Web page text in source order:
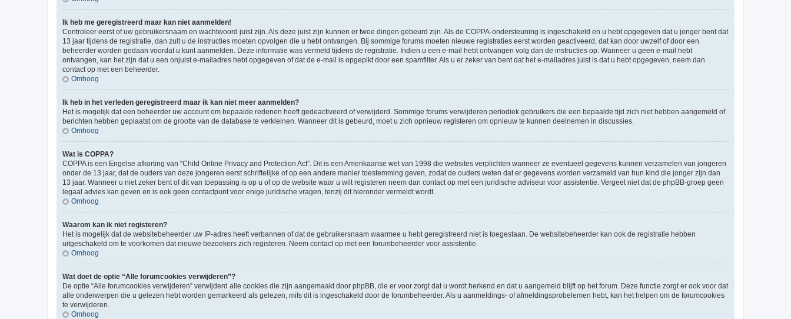
Ik heb me geregistreerd maar kan niet aanmelden!
Controleer eerst of uw gebruikersnaam en wachtwoord juist zijn. Als deze juist zijn kunnen er twee dingen gebeurd zijn. Als de COPPA-ondersteuning is ingeschakeld en u hebt opgegeven dat u jonger bent dat
13 jaar tijdens de registratie, dan zult u de instructies moeten opvolgen die u hebt ontvangen. Bij sommige forums moeten nieuwe registraties eerst worden geactiveerd, dat kan door uwzelf of door een
beheerder worden gedaan voordat u kunt aanmelden. Deze informatie was vermeld tijdens de registratie. Indien u een e-mail hebt ontvangen volg dan de instructies op. Wanneer u geen e-mail hebt
ontvangen, kan het zijn dat u een onjuist e-mailadres hebt opgegeven of dat de e-mail is opgepikt door een spamfilter. Als u er zeker van bent dat het e-mailadres juist is dat u hebt opgegeven, neem dan
contact op met een beheerder.
Omhoog
Ik heb in het verleden geregistreerd maar ik kan niet meer aanmelden?
Het is mogelijk dat een beheerder uw account om bepaalde redenen heeft gedeactiveerd of verwijderd. Sommige forums verwijderen periodiek gebruikers die een bepaalde tijd zich niet hebben aangemeld of
berichten hebben geplaatst om de grootte van de database te verkleinen. Wanneer dit is gebeurd, moet u zich opnieuw registeren om opnieuw te kunnen deelnemen in discussies.
Omhoog
Wat is COPPA?
COPPA is een Engelse afkorting van “Child Online Privacy and Protection Act”. Dit is een Amerikaanse wet van 1998 die websites verplichten wanneer ze eventueel gegevens kunnen verzamelen van jongeren
onder de 13 jaar, dat de ouders van deze jongeren eerst schriftelijke of op een andere manier toestemming geven, zodat de ouders weten dat er gegevens worden verzameld van hun kind die jonger zijn dan
13 jaar. Wanneer u niet zeker bent of dit van toepassing is op u of op de website waar u wilt registeren neem dan contact op met een juridische adviseur voor assistentie. Vergeet niet dat de phpBB-groep geen
legaal advies kan geven en is ook geen contactpunt voor enige juridische vragen, tenzij dit hieronder vermeldt wordt.
Omhoog
Waarom kan ik niet registeren?
Het is mogelijk dat de websitebeheerder uw IP-adres heeft verbannen of dat de gebruikersnaam waarmee u hebt geregistreerd niet is toegestaan. De websitebeheerder kan ook de registratie hebben
uitgeschakeld om te voorkomen dat nieuwe bezoekers zich registeren. Neem contact op met een forumbeheerder voor assistentie.
Omhoog
Wat doet de optie “Alle forumcookies verwijderen”?
De optie “Alle forumcookies verwijderen” verwijderd alle cookies die zijn aangemaakt door phpBB, die er voor zorgt dat u wordt herkend en dat u aangemeld blijft op het forum. Deze functie zorgt er ook voor dat
alle onderwerpen die u gelezen hebt worden gemarkeerd als gelezen, mits dit is ingeschakeld door de forumbeheerder. Als u aanmeldings- of afmeldingsprobelemen hebt, kan het helpen om de forumcookies
te verwijderen.
Omhoog